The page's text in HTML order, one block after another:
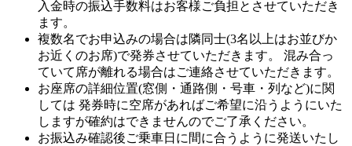
入金時の振込手数料はお客様ご負担とさせていただき
ます。
複数名でお申込みの場合は隣同士(3名以上はお並びか
お近くのお席)で発券させていただきます。 混み合っ
ていて席が離れる場合はご連絡させていただきます。
お座席の詳細位置(窓側・通路側・号車・列など)に関
しては 発券時に空席があればご希望に沿うようにいた
しますが確約はできませんのでご了承ください。
お振込み確認後ご乗車日に間に合うように発送いたし